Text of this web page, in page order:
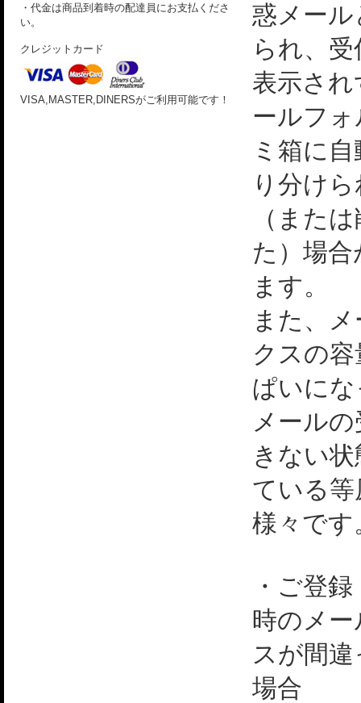
・代金は商品到着時の配達員にお支払くださ
い。
クレジットカード
VISA,MASTER,DINERSがご利用可能です！
惑メー
られ、
表示さ
ールフ
ミ箱に
り分け
（また
た）場
ます。
また、
クスの
ぱいに
メール
きない
ている
様々です
・ご登
時のメ
スが間
場合